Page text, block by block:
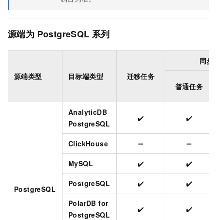
源端为 PostgreSQL 系列
源端类型 目标端类型 迁移任务
同步
普通任务
PostgreSQL
AnalyticDB
PostgreSQL
✔️ ✔️
ClickHouse ➖ ➖
MySQL ✔️ ✔️
PostgreSQL ✔️ ✔️
PolarDB for
PostgreSQL
✔️ ✔️